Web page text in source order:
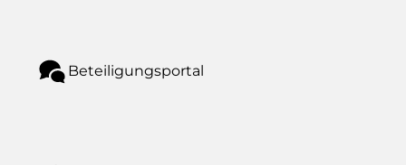
Beteiligungsportal